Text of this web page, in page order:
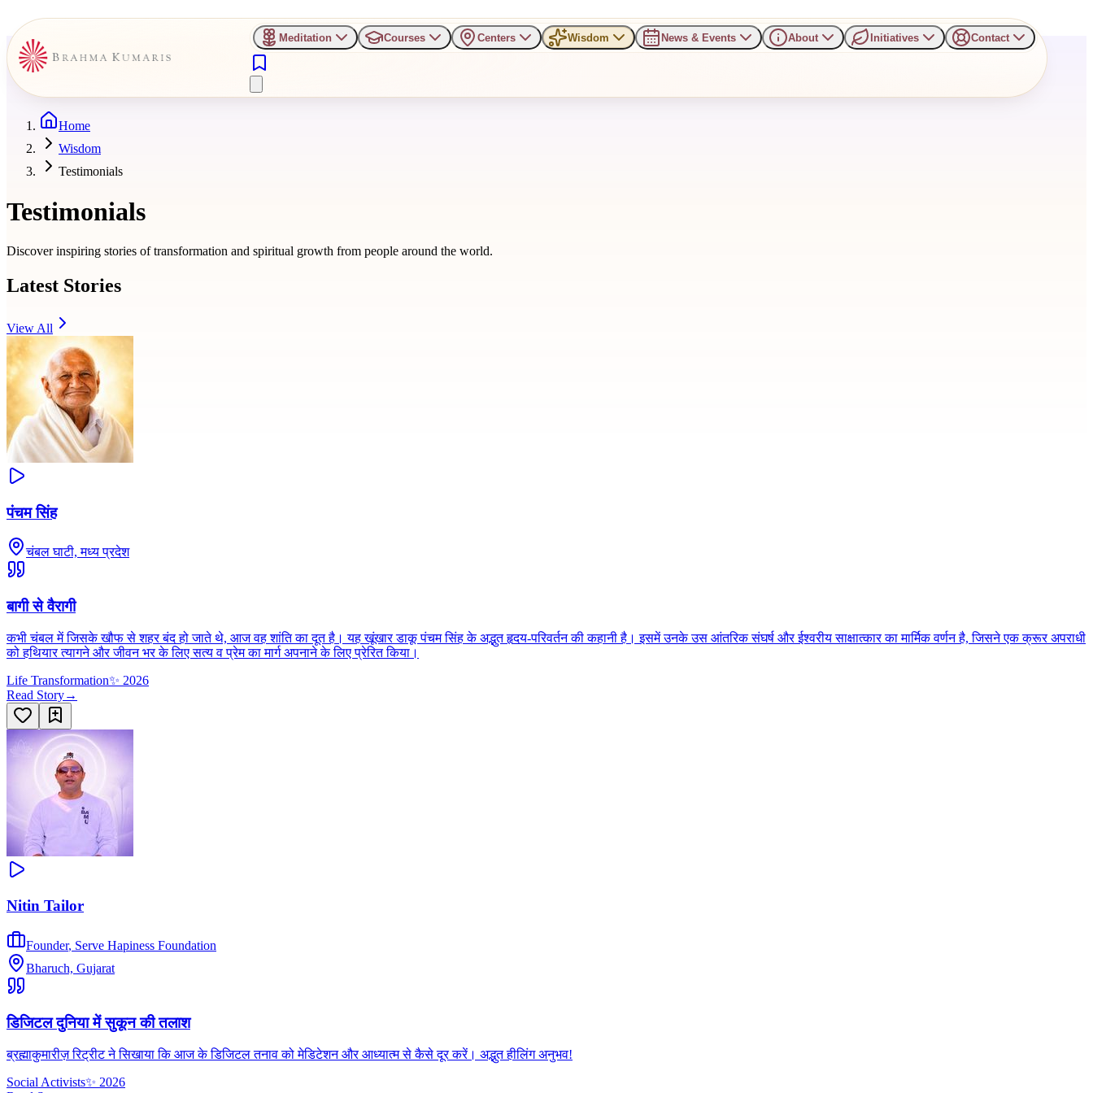
Meditation Courses Centers Wisdom News & Events About Initiatives Contact
Home
Wisdom
Testimonials
Testimonials
Discover inspiring stories of transformation and spiritual growth from people around the world.
Latest Stories
View All
पंचम सिंह
चंबल घाटी, मध्य प्रदेश
बागी से वैरागी
कभी चंबल में जिसके खौफ से शहर बंद हो जाते थे, आज वह शांति का दूत है। यह खूंखार डाकू पंचम सिंह के अद्भुत हृदय-परिवर्तन की कहानी है। इसमें उनके उस आंतरिक संघर्ष और ईश्वरीय साक्षात्कार का मार्मिक वर्णन है, जिसने एक क्रूर अपराधी
को हथियार त्यागने और जीवन भर के लिए सत्य व प्रेम का मार्ग अपनाने के लिए प्रेरित किया।
Life Transformation✨ 2026
Read Story→
Nitin Tailor
Founder, Serve Hapiness Foundation
Bharuch, Gujarat
डिजिटल दुनिया में सुकून की तलाश
ब्रह्माकुमारीज़ रिट्रीट ने सिखाया कि आज के डिजिटल तनाव को मेडिटेशन और आध्यात्म से कैसे दूर करें। अद्भुत हीलिंग अनुभव!
Social Activists✨ 2026